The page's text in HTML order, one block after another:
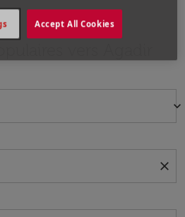
keyboard_arrow_down
close
Accept All Cookies